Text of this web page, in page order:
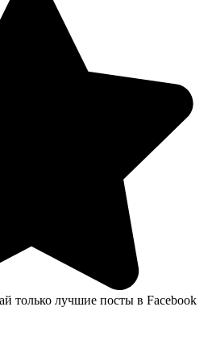
только лучшие посты в Facebook